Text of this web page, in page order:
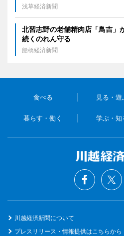
浅草経済新聞
北習志野の老舗精肉店「鳥吉
続くのれん守る
船橋経済新聞
食べる 見る・遊
暮らす・働く 学ぶ・知
川越経済新聞について
プレスリリース・情報提供はこちらから